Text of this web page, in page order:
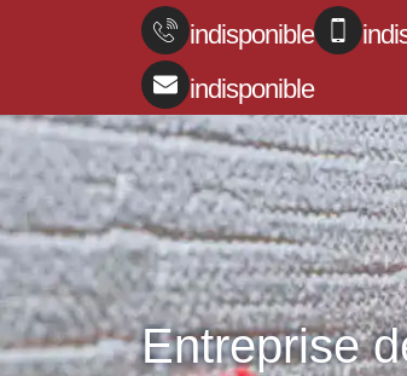
indisponible
indisponible
Entreprise